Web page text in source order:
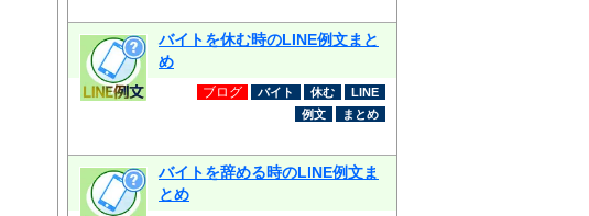
バイトを休む時のLINE例文まと
め
ブログ バイト 休む
LINE
例文
まとめ
バイトを辞める時のLINE例文ま
とめ